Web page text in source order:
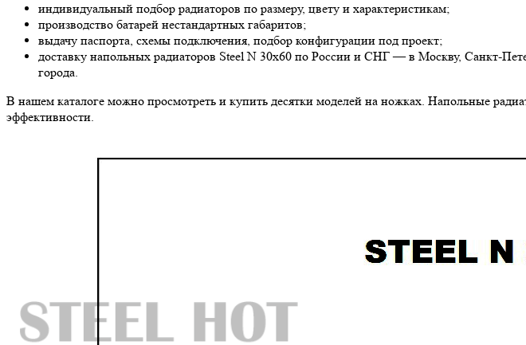
индивидуальный подбор радиаторов по размеру, цвету и характеристикам;
производство батарей нестандартных габаритов;
выдачу паспорта, схемы подключения, подбор конфигурации под проект;
доставку напольных радиаторов Steel N 30х60 по России и СНГ — в Москву, Санкт-
города.
В нашем каталоге можно просмотреть и купить десятки моделей на ножках. Напольные
эффективности.